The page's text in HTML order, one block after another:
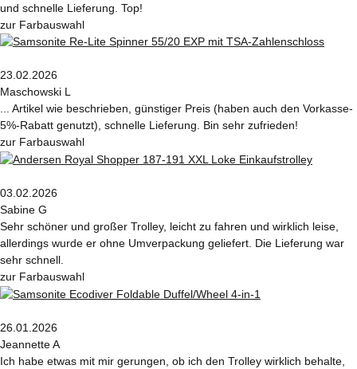
und schnelle Lieferung. Top!
zur Farbauswahl
23.02.2026
Maschowski L
... Artikel wie beschrieben, günstiger Preis (haben auch den Vorkasse-
5%-Rabatt genutzt), schnelle Lieferung. Bin sehr zufrieden!
zur Farbauswahl
03.02.2026
Sabine G
Sehr schöner und großer Trolley, leicht zu fahren und wirklich leise,
allerdings wurde er ohne Umverpackung geliefert. Die Lieferung war
sehr schnell.
zur Farbauswahl
26.01.2026
Jeannette A
Ich habe etwas mit mir gerungen, ob ich den Trolley wirklich behalte,